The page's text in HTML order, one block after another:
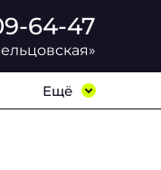
64-47
Ещё